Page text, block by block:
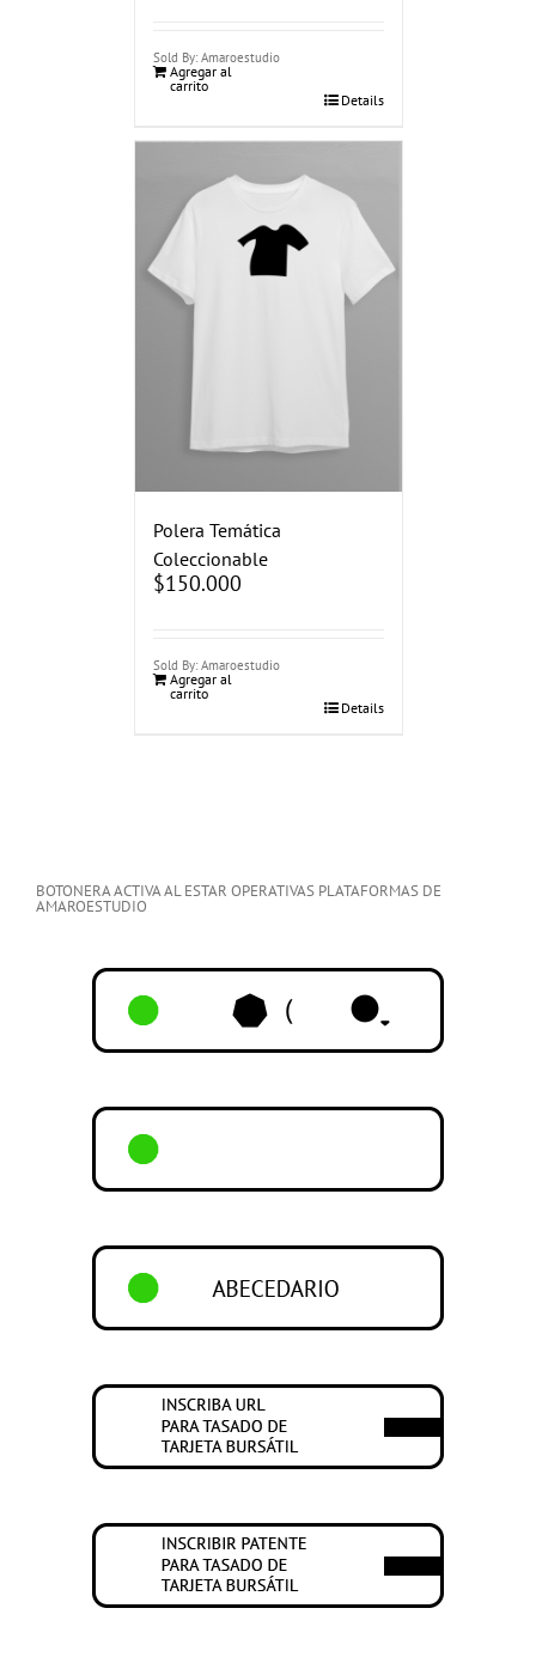
Sold By: Amaroestudio
Agregar al
carrito
Details
Polera Temática
Coleccionable
$150.000
Sold By: Amaroestudio
Agregar al
carrito
Details
BOTONERA ACTIVA AL ESTAR OPERATIVAS PLATAFORMAS DE
AMAROESTUDIO